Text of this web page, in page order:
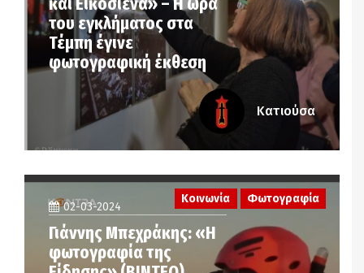
του εγκλήματος στα
Τέμπη έγινε
φωτογραφική έκθεση
Κατιούσα
02-03-2024
Γιάννης Μπεχράκης: «Η
φωτογραφία της
Κοινωνία Φωτογραφία